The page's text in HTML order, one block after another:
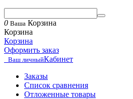
0 Ваша Корзина
Корзина
Корзина
Оформить заказ
Ваш личныйКабинет
Заказы
Список сравнения
Отложенные товары